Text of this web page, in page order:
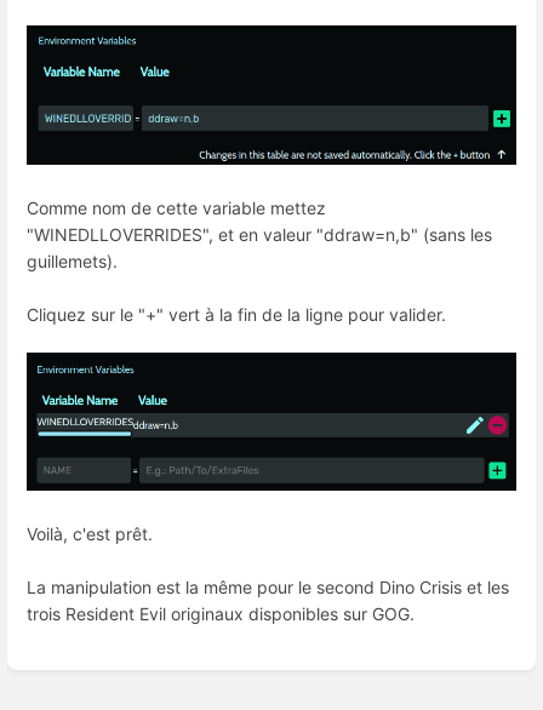
Comme nom de cette variable mettez
"WINEDLLOVERRIDES", et en valeur "ddraw=n,b" (sans les
guillemets).
Cliquez sur le "+" vert à la fin de la ligne pour valider.
Voilà, c'est prêt.
La manipulation est la même pour le second Dino Crisis et les
trois Resident Evil originaux disponibles sur GOG.